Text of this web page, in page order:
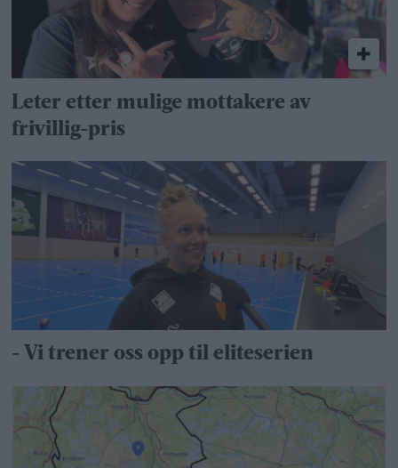
Leter etter mulige mottakere av
frivillig-pris
- Vi trener oss opp til eliteserien